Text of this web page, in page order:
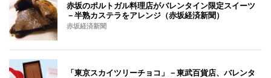
赤坂のポルトガル料理店がバレンタイン限定スイーツ
－半熟カステラをアレンジ（赤坂経済新聞）
赤坂経済新聞
「東京スカイツリーチョコ」－東武百貨店、バレンタ